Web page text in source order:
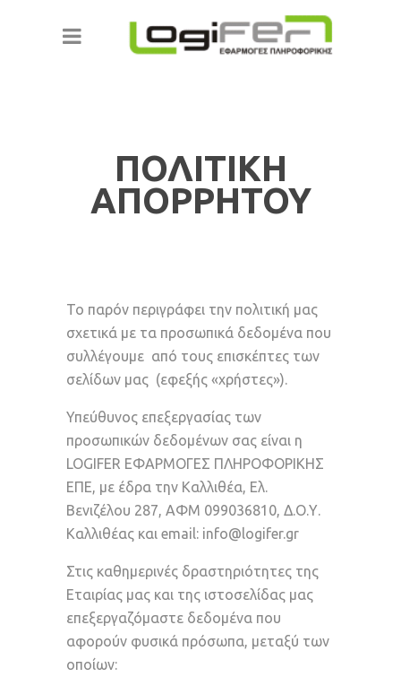
ΠΟΛΙΤΙΚΗ
ΑΠΟΡΡΗΤΟΥ
To παρόν περιγράφει την πολιτική μας
σχετικά με τα προσωπικά δεδομένα που
συλλέγουμε από τους επισκέπτες των
σελίδων μας (εφεξής «χρήστες»).
Υπεύθυνος επεξεργασίας των
προσωπικών δεδομένων σας είναι η
LOGIFER ΕΦΑΡΜΟΓΕΣ ΠΛΗΡΟΦΟΡΙΚΗΣ
ΕΠΕ, με έδρα την Καλλιθέα, Ελ.
Βενιζέλου 287, ΑΦΜ 099036810, Δ.Ο.Υ.
Καλλιθέας και email: info@logifer.gr
Στις καθημερινές δραστηριότητες της
Εταιρίας μας και της ιστοσελίδας μας
επεξεργαζόμαστε δεδομένα που
αφορούν φυσικά πρόσωπα, μεταξύ των
οποίων: